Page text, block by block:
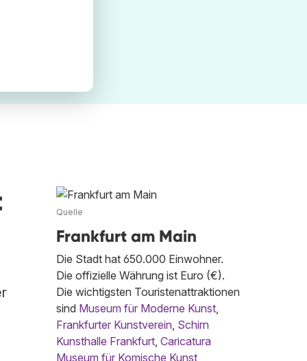
Quelle
Frankfurt am Main
Die Stadt hat 650.000 Einwohner.
Die offizielle Währung ist Euro (€).
Die wichtigsten Touristenattraktionen
sind Museum für Moderne Kunst,
Frankfurter Kunstverein, Schirn
Kunsthalle Frankfurt, Caricatura
Museum für Komische Kunst,